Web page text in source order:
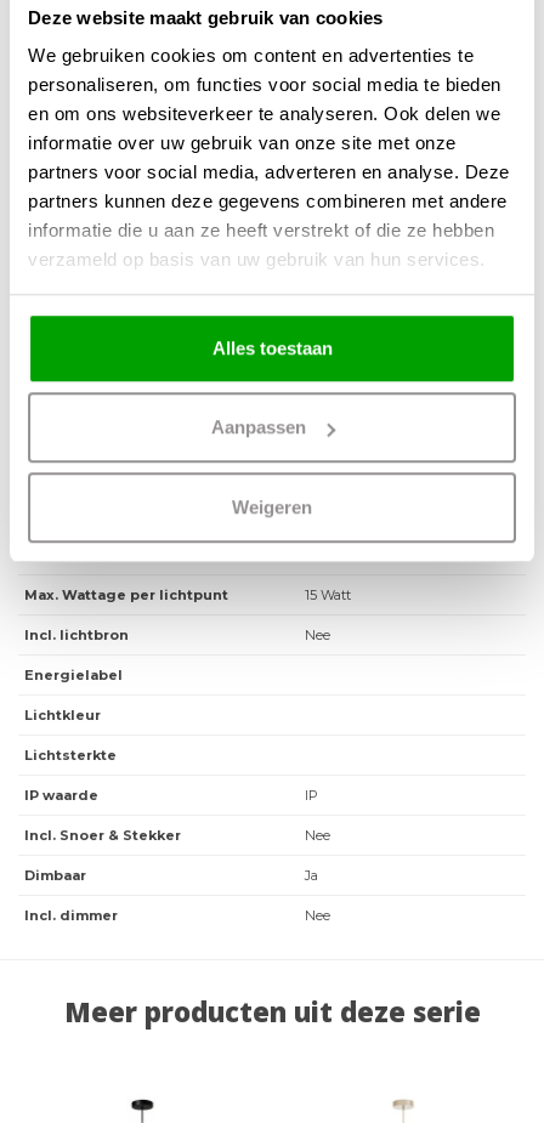
Deze website maakt gebruik van cookies
We gebruiken cookies om content en advertenties te
personaliseren, om functies voor social media te bieden
en om ons websiteverkeer te analyseren. Ook delen we
informatie over uw gebruik van onze site met onze
partners voor social media, adverteren en analyse. Deze
partners kunnen deze gegevens combineren met andere
informatie die u aan ze heeft verstrekt of die ze hebben
verzameld op basis van uw gebruik van hun services.
Alles toestaan
Aanpassen
Weigeren
Geschikt voor 1x E27 (max. 15W)
Perfect te combineren met energiezuinige LED
Dimbaar via externe dimmer (niet meegeleverd)
Lichtintensiteit zelf te bepalen met jouw gekozen lichtbron
Wij werken al jaren met het merk ETH in ons assortiment. Dat doen we niet
zonder reden: het staat bekend om kwaliteit, stijl en betrouwbaarheid.
Wil jij jouw interieur nét dat beetje extra warmte en karakter geven? Dan is de
Materiaal Hout
Bruin
Maten 40 x 40 x 300cm (LxBxH)
Max. Wattage per lichtpunt 15 Watt
Incl. lichtbron Nee
Energielabel
Lichtkleur
Lichtsterkte
IP waarde IP
Incl. Snoer & Stekker Nee
Dimbaar Ja
Incl. dimmer Nee
Meer producten uit deze serie